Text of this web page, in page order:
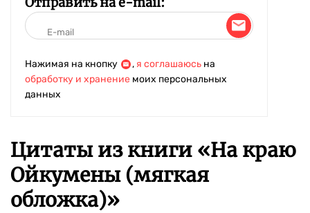
Нажимая на кнопку , я соглашаюсь на
обработку и хранение моих персональных
данных
Цитаты из книги «На краю
Ойкумены (мягкая
обложка)»